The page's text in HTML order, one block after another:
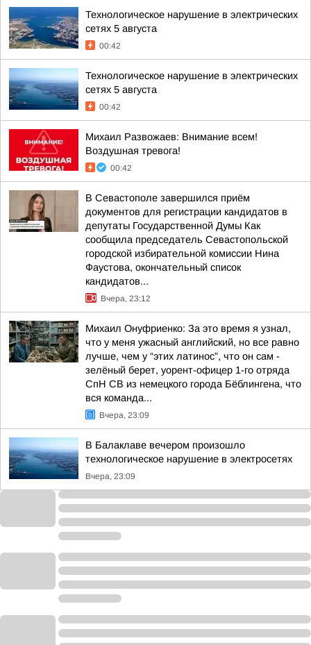
Технологическое нарушение в электрических
сетях 5 августа
00:42
Технологическое нарушение в электрических
сетях 5 августа
00:42
Михаил Развожаев: Внимание всем!
Воздушная тревога!
00:42
В Севастополе завершился приём
документов для регистрации кандидатов в
депутаты Государственной Думы Как
сообщила председатель Севастопольской
городской избирательной комиссии Нина
Фаустова, окончательный список
кандидатов...
Вчера, 23:12
Михаил Онуфриенко: За это время я узнал,
что у меня ужасный английский, но все равно
лучше, чем у “этих латинос”, что он сам -
зелёный берет, уорент-офицер 1-го отряда
СпН СВ из немецкого города Бёблингена, что
вся команда...
Вчера, 23:09
В Балаклаве вечером произошло
технологическое нарушение в электросетях
Вчера, 23:09